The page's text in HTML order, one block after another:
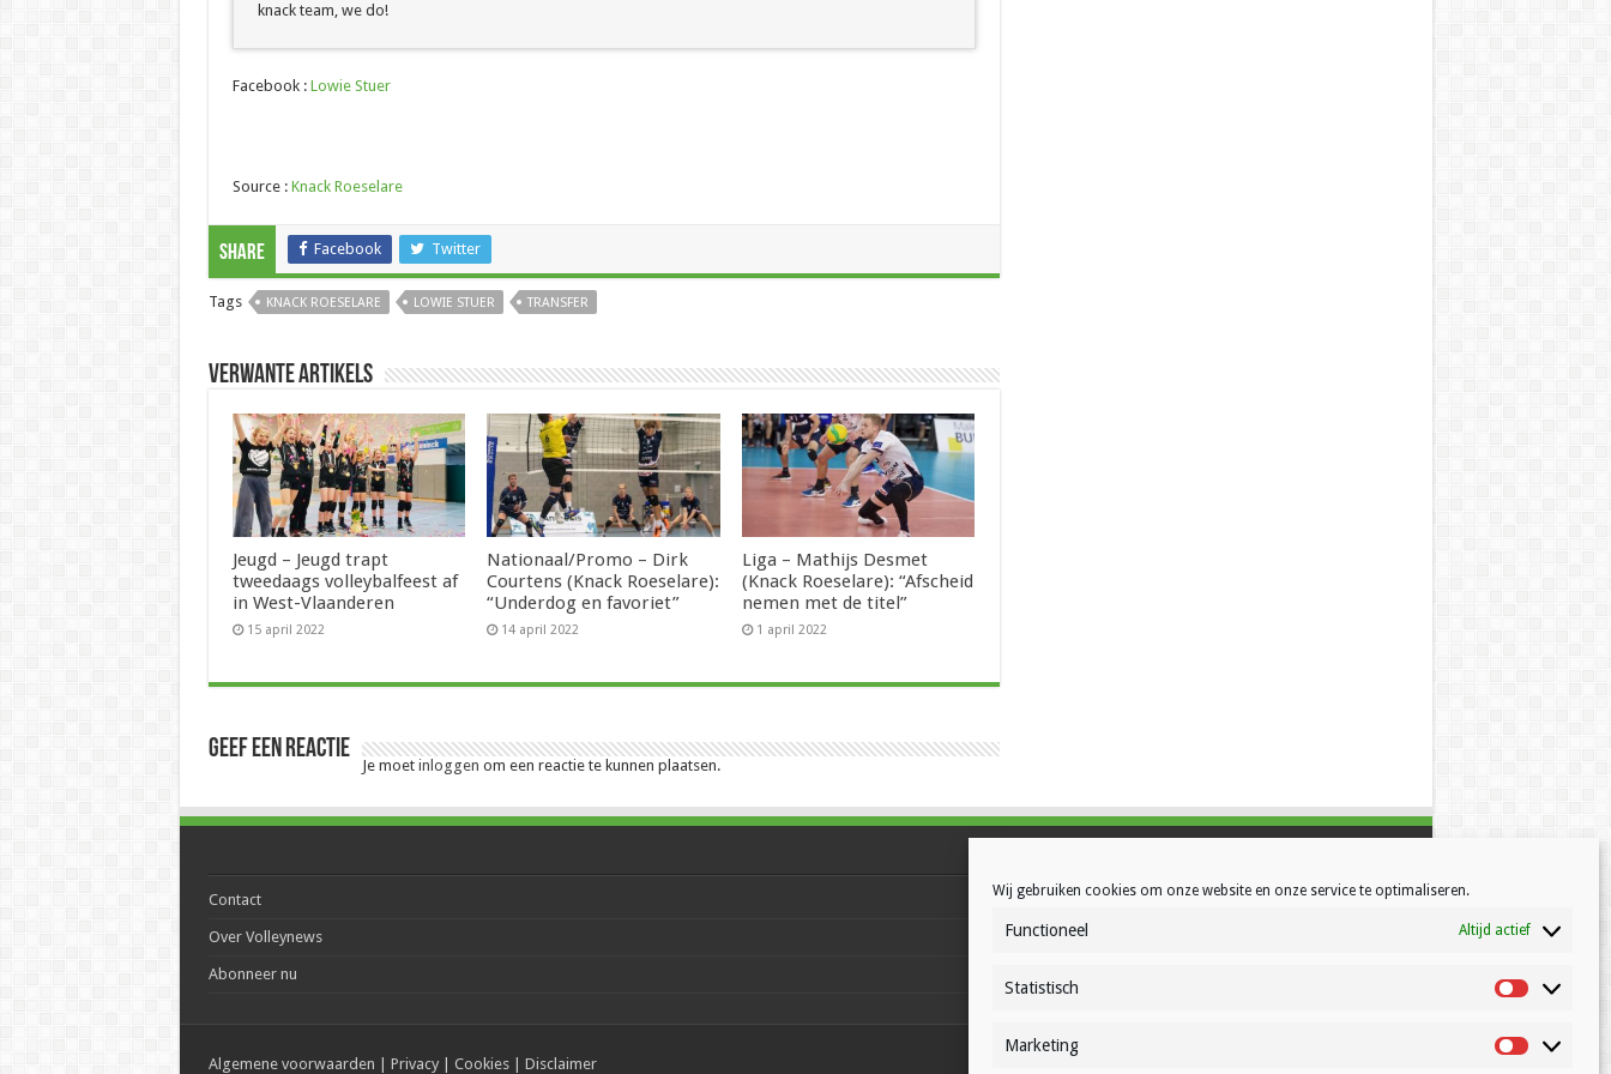
Wij gebruiken cookies om onze website en onze service te optimaliseren.
Functioneel Altijd actief
Statistisch Statistisch
Marketing Marketing
knack team, we do!
Facebook : Lowie Stuer
Source : Knack Roeselare
Share Facebook Twitter
Tags KNACK ROESELARE LOWIE STUER TRANSFER
Verwante artikels
Jeugd – Jeugd trapt
tweedaags volleybalfeest af
in West-Vlaanderen
15 april 2022
Nationaal/Promo – Dirk
Courtens (Knack Roeselare):
“Underdog en favoriet”
14 april 2022
Liga – Mathijs Desmet
(Knack Roeselare): “Afscheid
nemen met de titel”
1 april 2022
Geef een reactie
Je moet inloggen om een reactie te kunnen plaatsen.
Contact
Over Volleynews
Abonneer nu
Algemene voorwaarden Privacy| Cookies| Disclaimer